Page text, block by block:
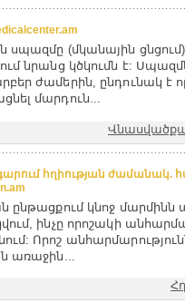
սպազմը (մկանային
նրանց կծկումն է:
ժամերին, ընդունակ է
մարդուն...
հղիության ժամանակ.
ընթացքում կնոջ
ինչը որոշակի
Որոշ
առաջին...